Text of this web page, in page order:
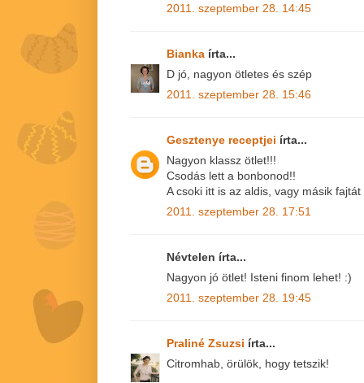
2011. szeptember 28. 14:45
Bianka írta...
D jó, nagyon ötletes és szép
2011. szeptember 28. 15:46
Gesztenye receptjei írta...
Nagyon klassz ötlet!!!
Csodás lett a bonbonod!!
A csoki itt is az aldis, vagy másik
2011. szeptember 28. 17:51
Névtelen írta...
Nagyon jó ötlet! Isteni finom lehet! :)
2011. szeptember 28. 19:45
Praliné Zsuzsi írta...
Citromhab, örülök, hogy tetszik!